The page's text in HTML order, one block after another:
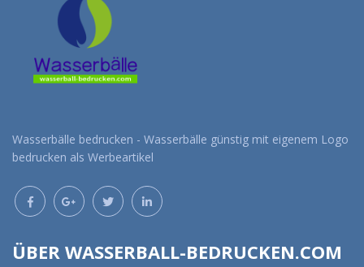
Wasserbälle bedrucken - Wasserbälle günstig mit eigenem Logo
bedrucken als Werbeartikel
ÜBER WASSERBALL-BEDRUCKEN.COM